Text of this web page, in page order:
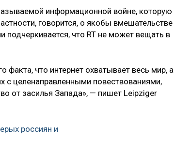
информационной войне, которую
говорится, о якобы вмешательстве
что RT не может вещать в
факта, что интернет охватывает весь мир, а
с целенаправленными повествованиями,
от засилья Запада», — пишет Leipziger
россиян и